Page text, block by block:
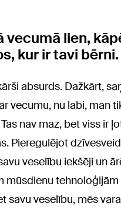
vecumā lien,
kur ir tavi bērni.
absurds. Dažkārt,
vecumu, nu labi, man
nav maz, bet viss ir
Pieregulējot
veselību iekšēji un
mūsdienu tehnoloģijām
savu veselību, mēs